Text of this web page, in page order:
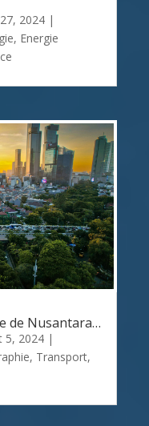
2024 |
, Energie
de Nusantara…
5, 2024 |
, Transport,